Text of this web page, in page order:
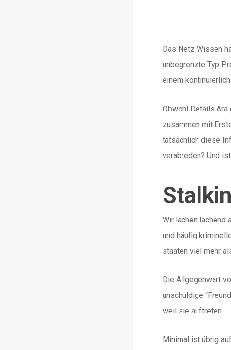
Das Netz Wissen
unbegrenzte Typ
einem
Obwohl Details Ära
zusammen mit
tatsächlich diese
verabreden? Und
Wir lachen lachend
und häufig
staaten viel mehr
Die Allgegenwart
unschuldige
weil sie auftreten.
Minimal ist übrig